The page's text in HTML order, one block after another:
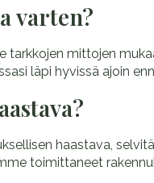
varten?
mittojen
läpi hyvissä ajoin
haastava,
toimittaneet